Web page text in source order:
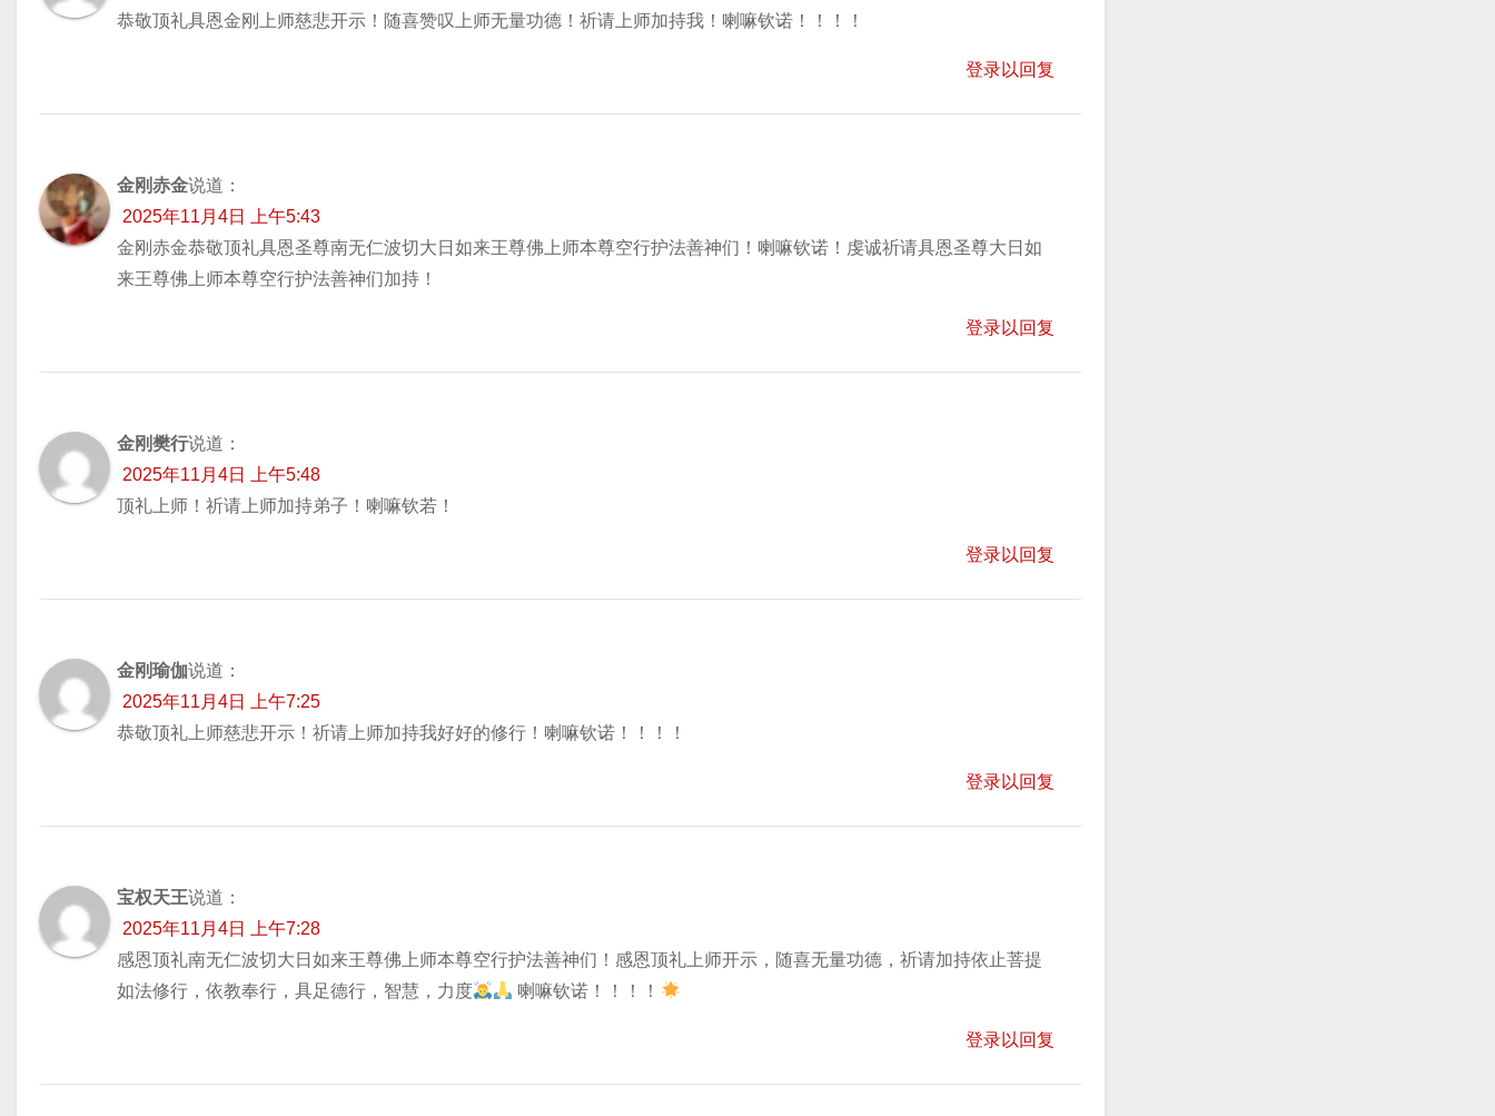
恭敬顶礼具恩金刚上师慈悲开示！随喜赞叹上师无量功德！祈请上师加持我！喇嘛钦诺！！！！
登录以回复
金刚赤金说道：
2025年11月4日 上午5:43
金刚赤金恭敬顶礼具恩圣尊南无仁波切大日如来王尊佛上师本尊空行护法善神们！喇嘛钦诺！虔诚祈请具恩圣尊大日如
来王尊佛上师本尊空行护法善神们加持！
登录以回复
金刚樊行说道：
2025年11月4日 上午5:48
顶礼上师！祈请上师加持弟子！喇嘛钦若！
登录以回复
金刚瑜伽说道：
2025年11月4日 上午7:25
恭敬顶礼上师慈悲开示！祈请上师加持我好好的修行！喇嘛钦诺！！！！
登录以回复
宝权天王说道：
2025年11月4日 上午7:28
感恩顶礼南无仁波切大日如来王尊佛上师本尊空行护法善神们！感恩顶礼上师开示，随喜无量功德，祈请加持​依止菩提
如法修行，依教奉行，具足德行，智慧，力度
喇嘛钦诺！！！！
登录以回复